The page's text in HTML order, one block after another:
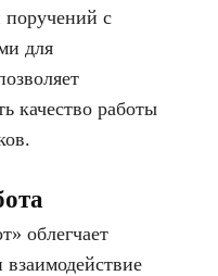
с
для
качество работы
облегчает